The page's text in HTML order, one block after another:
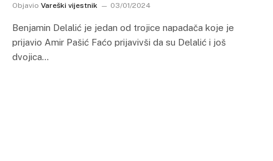
Objavio Vareški vijestnik 03/01/2024
Benjamin Delalić je jedan od trojice napadača koje je
prijavio Amir Pašić Faćo prijavivši da su Delalić i još
dvojica…